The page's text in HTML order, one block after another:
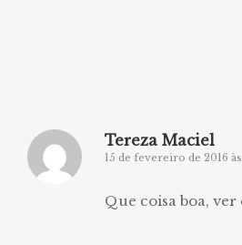
Tereza Maciel
15 de fevereiro de 2016
Que coisa boa, ver